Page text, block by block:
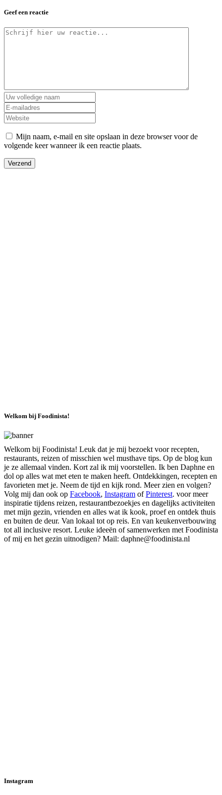
Geef een reactie
Mijn naam, e-mail en site opslaan in deze browser voor de
volgende keer wanneer ik een reactie plaats.
Welkom bij Foodinista!
Welkom bij Foodinista! Leuk dat je mij bezoekt voor recepten,
restaurants, reizen of misschien wel musthave tips. Op de blog kun
je ze allemaal vinden. Kort zal ik mij voorstellen. Ik ben Daphne en
dol op alles wat met eten te maken heeft. Ontdekkingen, recepten en
favorieten met je. Neem de tijd en kijk rond. Meer zien en volgen?
Volg mij dan ook op Facebook, Instagram ofPinterest. voor meer
inspiratie tijdens reizen, restaurantbezoekjes en dagelijks activiteiten
met mijn gezin, vrienden en alles wat ik kook, proef en ontdek thuis
en buiten de deur. Van lokaal tot op reis. En van keukenverbouwing
tot all inclusive resort. Leuke ideeën of samenwerken met Foodinista
of mij en het gezin uitnodigen? Mail: daphne@foodinista.nl
Instagram